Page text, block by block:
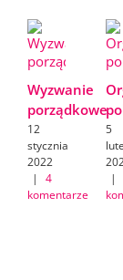
Wyzwanie
porządkowe
12
stycznia
2022
|
4
komentarze
5
|